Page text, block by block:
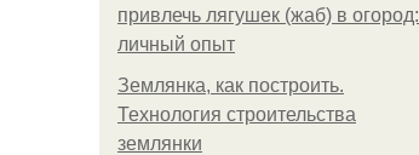
привлечь лягушек (жаб) в огород:
личный опыт
Землянка, как построить.
Технология строительства
землянки